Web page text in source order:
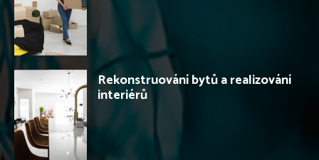
Rekonstruování bytů a realizování
interiérů